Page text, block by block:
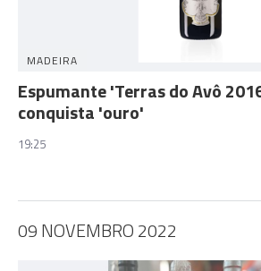
MADEIRA
Espumante 'Terras do Avô
conquista 'ouro'
19:25
09 NOVEMBRO 2022